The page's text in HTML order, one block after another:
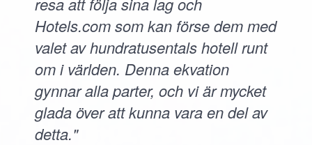
Hotels.com som kan förse dem med
valet av hundratusentals hotell runt
om i världen. Denna ekvation
gynnar alla parter, och vi är mycket
glada över att kunna vara en del av
detta."